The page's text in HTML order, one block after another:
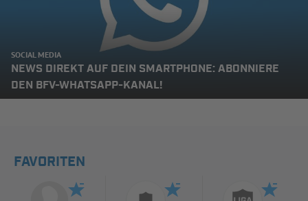
SOCIAL MEDIA
NEWS DIREKT AUF DEIN SMARTPHONE: ABONNIERE
DEN BFV-WHATSAPP-KANAL!
FAVORITEN